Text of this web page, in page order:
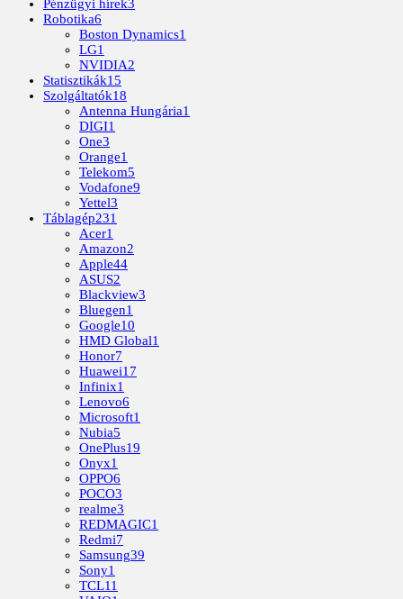
Pénzügyi hírek3
Robotika6
Boston Dynamics1
LG1
NVIDIA2
Statisztikák15
Szolgáltatók18
Antenna Hungária1
DIGI1
One3
Orange1
Telekom5
Vodafone9
Yettel3
Táblagép231
Acer1
Amazon2
Apple44
ASUS2
Blackview3
Bluegen1
Google10
HMD Global1
Honor7
Huawei17
Infinix1
Lenovo6
Microsoft1
Nubia5
OnePlus19
Onyx1
OPPO6
POCO3
realme3
REDMAGIC1
Redmi7
Samsung39
Sony1
TCL11